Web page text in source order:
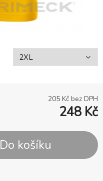
205 Kč bez DPH
248 Kč
Do košíku